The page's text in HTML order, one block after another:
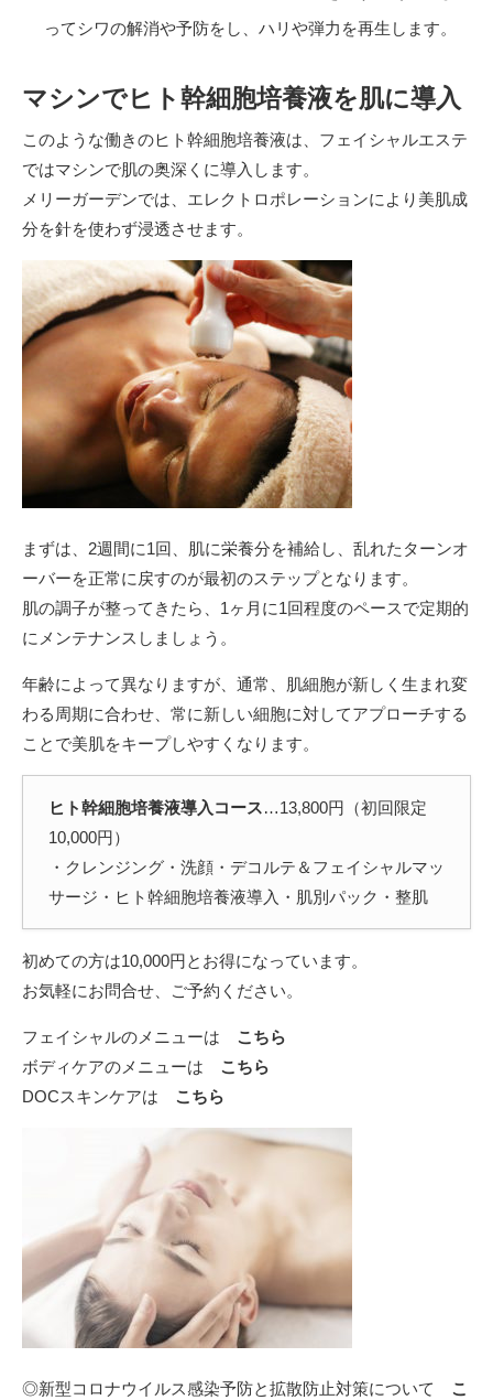
ってシワの解消や予防をし、ハリや弾力を再生します。
マシンでヒト幹細胞培養液を肌に導入
このような働きのヒト幹細胞培養液は、フェイシャルエステ
ではマシンで肌の奥深くに導入します。
メリーガーデンでは、エレクトロポレーションにより美肌成
分を針を使わず浸透させます。
まずは、2週間に1回、肌に栄養分を補給し、乱れたターンオ
ーバーを正常に戻すのが最初のステップとなります。
肌の調子が整ってきたら、1ヶ月に1回程度のペースで定期的
にメンテナンスしましょう。
年齢によって異なりますが、通常、肌細胞が新しく生まれ変
わる周期に合わせ、常に新しい細胞に対してアプローチする
ことで美肌をキープしやすくなります。
ヒト幹細胞培養液導入コース…13,800円（初回限定
10,000円）
・クレンジング・洗顔・デコルテ＆フェイシャルマッ
サージ・ヒト幹細胞培養液導入・肌別パック・整肌
初めての方は10,000円とお得になっています。
お気軽にお問合せ、ご予約ください。
フェイシャルのメニューは こちら
ボディケアのメニューは こちら
DOCスキンケアは
こちら
◎新型コロナウイルス感染予防と拡散防止対策について こ